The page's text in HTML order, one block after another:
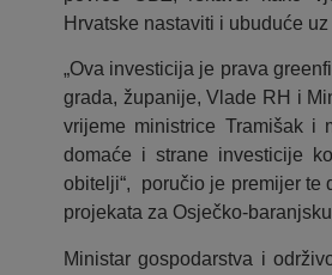
Hrvatske nastaviti i ubuduće
„Ova investicija je prava
grada, županije, Vlade RH i
vrijeme ministrice Tramišak i
domaće i strane investicije
obitelji“, poručio je premijer te
projekata za Osječko-
Ministar gospodarstva i